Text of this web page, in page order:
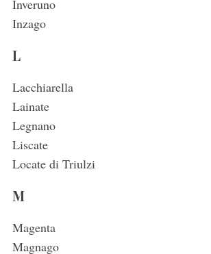
Inveruno
Inzago
L
Lacchiarella
Lainate
Legnano
Liscate
Locate di Triulzi
M
Magenta
Magnago